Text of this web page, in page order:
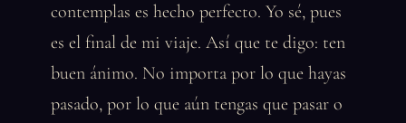
contemplas es hecho perfecto. Yo sé, pues
es el final de mi viaje. Así que te digo: ten
buen ánimo. No importa por lo que hayas
pasado, por lo que aún tengas que pasar o